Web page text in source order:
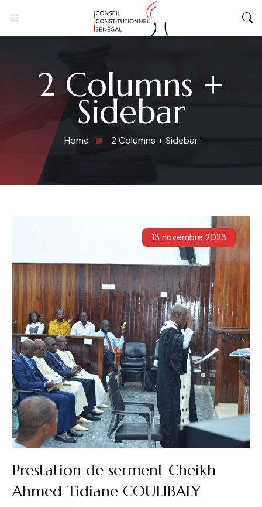
2 Columns +
Sidebar
Home 2 Columns + Sidebar
13 novembre 2023
Prestation de serment Cheikh
Ahmed Tidiane COULIBALY